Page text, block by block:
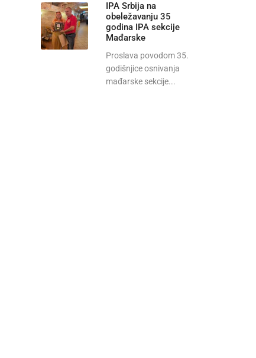
IPA Srbija na
obeležavanju 35
godina IPA sekcije
Mađarske
Proslava povodom 35.
godišnjice osnivanja
mađarske sekcije...